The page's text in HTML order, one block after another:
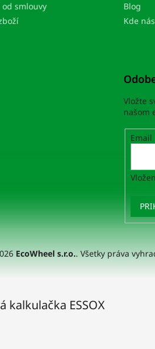
smlouvy
Blog
Kde
Vložte
našom
Email
EcoWheel s.r.o.. Všetky práva
kalkulačka ESSOX